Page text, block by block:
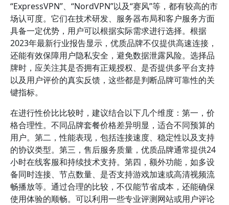
“ExpressVPN”、“NordVPN”以及“赛风”等，都有较高的市
场认可度。它们在技术研发、服务器布局和客户服务方面
具备一定优势，用户可以根据实际需求进行选择。根据
2023年最新行业报告显示，优质品牌不仅提供高速连接，
还能有效保障用户隐私安全，避免数据泄露风险。选择品
牌时，应关注其是否拥有正规授权、是否提供多平台支持
以及用户评价的真实反馈，这些都是判断品牌可靠性的关
键指标。
在进行性价比比较时，建议结合以下几个维度：第一，价
格合理性。不同品牌套餐价格差异明显，适合不同预算的
用户。第二，性能表现，包括连接速度、稳定性以及支持
的协议类型。第三，售后服务质量，优质品牌通常提供24
小时在线客服和持续技术支持。第四，额外功能，如多设
备同时连接、节点数量、是否支持游戏加速或高清视频流
畅播放等。通过合理的比较，不仅能节省成本，还能确保
使用体验的顺畅。可以利用一些专业评测网站或用户评论